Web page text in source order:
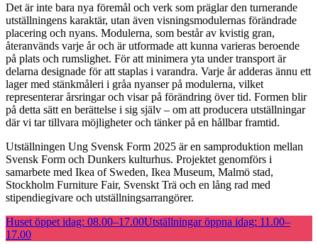
Det är inte bara nya föremål och verk som präglar den turnerande
utställningens karaktär, utan även visningsmodulernas förändrade
placering och nyans. Modulerna, som består av kvistig gran,
återanvänds varje år och är utformade att kunna varieras beroende
på plats och rumslighet. För att minimera yta under transport är
delarna designade för att staplas i varandra. Varje år adderas ännu ett
lager med stänkmåleri i gråa nyanser på modulerna, vilket
representerar årsringar och visar på förändring över tid. Formen blir
på detta sätt en berättelse i sig själv – om att producera utställningar
där vi tar tillvara möjligheter och tänker på en hållbar framtid.
Utställningen Ung Svensk Form 2025 är en samproduktion mellan
Svensk Form och Dunkers kulturhus. Projektet genomförs i
samarbete med Ikea of Sweden, Ikea Museum, Malmö stad,
Stockholm Furniture Fair, Svenskt Trä och en lång rad med
stipendiegivare och utställningsarrangörer.
Huset öppet idag: 08.00–17.00Utställningar öppna idag: 11.00–
17.00